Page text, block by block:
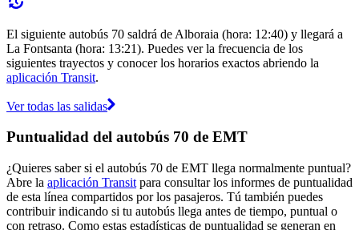
El siguiente autobús 70 saldrá de Alboraia (hora: 12:40) y llegará a
La Fontsanta (hora: 13:21). Puedes ver la frecuencia de los
siguientes trayectos y conocer los horarios exactos abriendo la
aplicación Transit.
Ver todas las salidas
Puntualidad del autobús 70 de EMT
¿Quieres saber si el autobús 70 de EMT llega normalmente puntual?
Abre la aplicación Transit para consultar los informes de puntualidad
de esta línea compartidos por los pasajeros. Tú también puedes
contribuir indicando si tu autobús llega antes de tiempo, puntual o
con retraso. Como estas estadísticas de puntualidad se generan en